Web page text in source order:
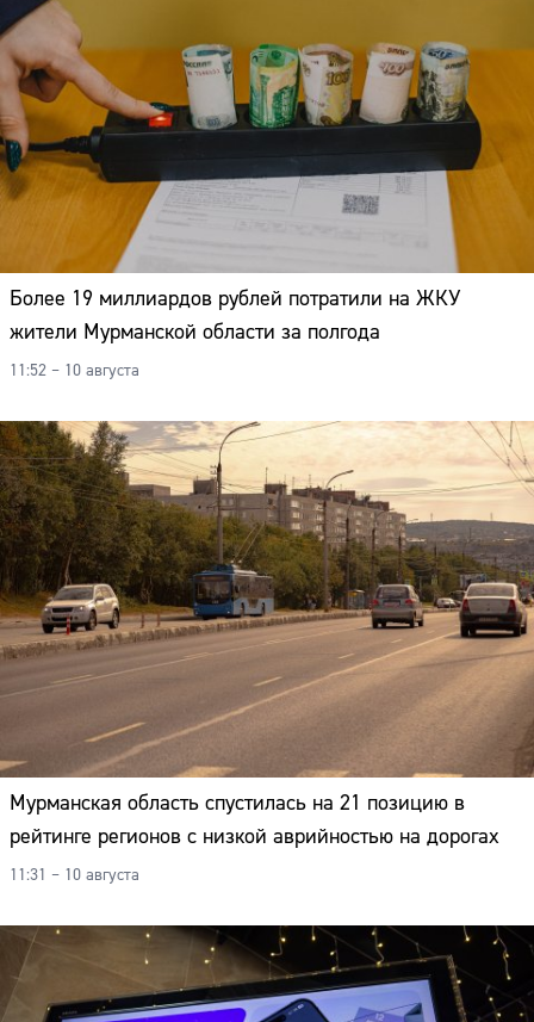
Более 19 миллиардов рублей потратили на ЖКУ
жители Мурманской области за полгода
11:52 – 10 августа
Мурманская область спустилась на 21 позицию в
рейтинге регионов с низкой аврийностью на дорогах
11:31 – 10 августа